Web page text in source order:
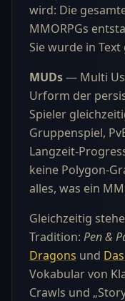
wird: Die
MMORPGs
Sie wurde in
MUDs— Multi
Urform der
Spieler
Gruppenspiel,
Langzeit-
keine Polygon-
alles, was ein
Gleichzeitig
Tradition: Pen &
Dragons und
Vokabular von
Crawls und